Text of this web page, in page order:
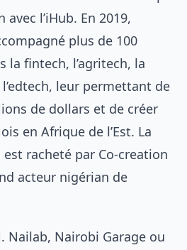
l’iHub. En 2019,
plus de 100
la fintech, l’agritech, la
leur permettant de
de dollars et de créer
en Afrique de l’Est. La
est racheté par Co-creation
acteur nigérian de
Nailab, Nairobi Garage ou